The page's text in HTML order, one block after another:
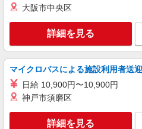
キープ
大阪市中央区
詳細を見る
マイクロバスによる施設利用者送
日給 10,900円〜10,900円
神戸市須磨区
詳細を見る